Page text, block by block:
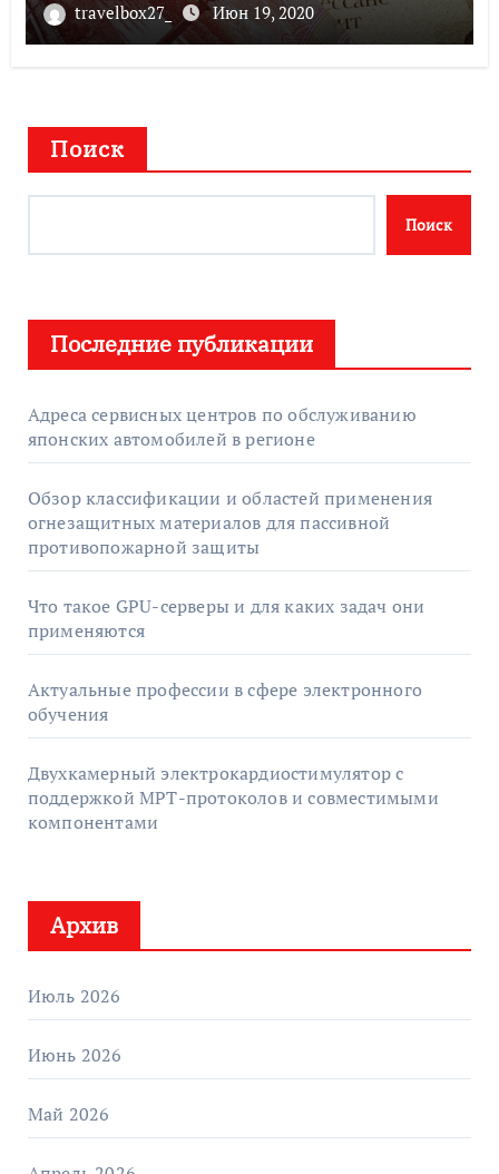
travelbox27_ Июн 19, 2020
Поиск
Поиск
Последние публикации
Адреса сервисных центров по обслуживанию
японских автомобилей в регионе
Обзор классификации и областей применения
огнезащитных материалов для пассивной
противопожарной защиты
Что такое GPU-серверы и для каких задач они
применяются
Актуальные профессии в сфере электронного
обучения
Двухкамерный электрокардиостимулятор с
поддержкой МРТ-протоколов и совместимыми
компонентами
Архив
Июль 2026
Июнь 2026
Май 2026